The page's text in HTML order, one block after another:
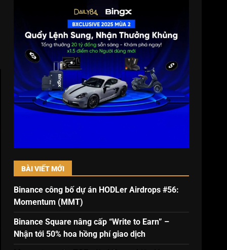
BÀI VIẾT MỚI
Binance công bố dự án HODLer Airdrops #56:
Momentum (MMT)
Binance Square nâng cấp “Write to Earn” –
Nhận tới 50% hoa hồng phí giao dịch